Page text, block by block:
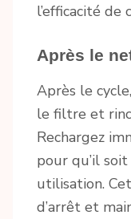
l’efficacité de
Après le
Après le
le filtre et
Rechargez
pour qu’il
utilisation.
d’arrêt et